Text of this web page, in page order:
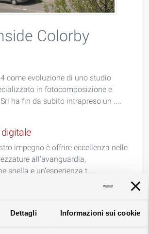
Dettagli Informazioni sui cookie
Colorby
come evoluzione di uno studio
in fotocomposizione e
ha fin da subito intrapreso un ....
impegno è offrire eccellenza nelle
all’avanguardia,
snella e un’esperienza t....
Grande Formato, tecnologia,
si fondono per offrire